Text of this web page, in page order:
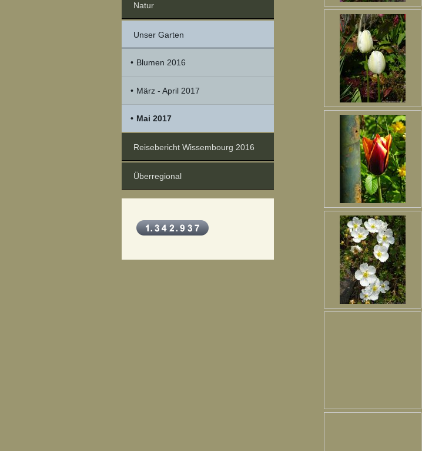
Natur
Unser Garten
Blumen 2016
März - April 2017
Mai 2017
Reisebericht Wissembourg 2016
Überregional